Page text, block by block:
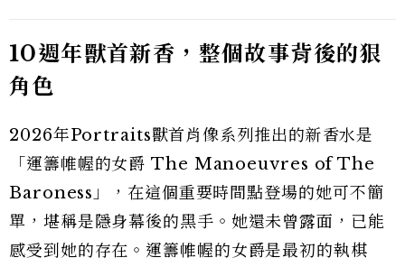
10週年獸首新香，整個故事背後的狠
角色
2026年Portraits獸首肖像系列推出的新香水是
「運籌帷幄的女爵 The Manoeuvres of The
Baroness」，在這個重要時間點登場的她可不簡
單，堪稱是隱身幕後的黑手。她還未曾露面，已能
感受到她的存在。運籌帷幄的女爵是最初的執棋